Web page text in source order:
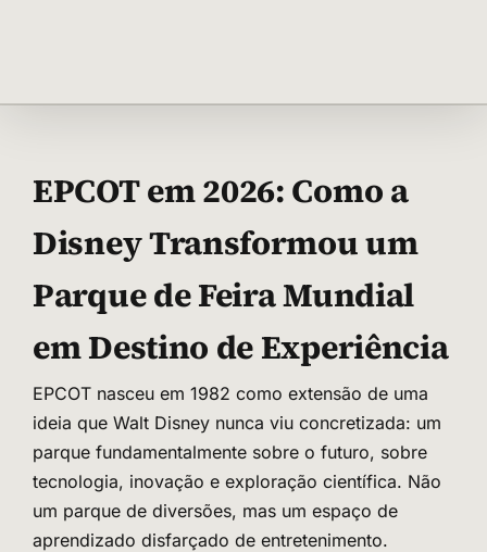
conteúdo
EPCOT em 2026: Como a
Disney Transformou um
Parque de Feira Mundial
em Destino de Experiência
EPCOT nasceu em 1982 como extensão de uma
ideia que Walt Disney nunca viu concretizada: um
parque fundamentalmente sobre o futuro, sobre
tecnologia, inovação e exploração científica. Não
um parque de diversões, mas um espaço de
aprendizado disfarçado de entretenimento.